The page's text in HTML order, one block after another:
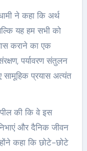
ने कहा कि अर्थ
यह हम सभी को
कराने का एक
पर्यावरण संतुलन
प्रयास अत्यंत
की कि वे इस
और दैनिक जीवन
कहा कि छोटे-छोटे